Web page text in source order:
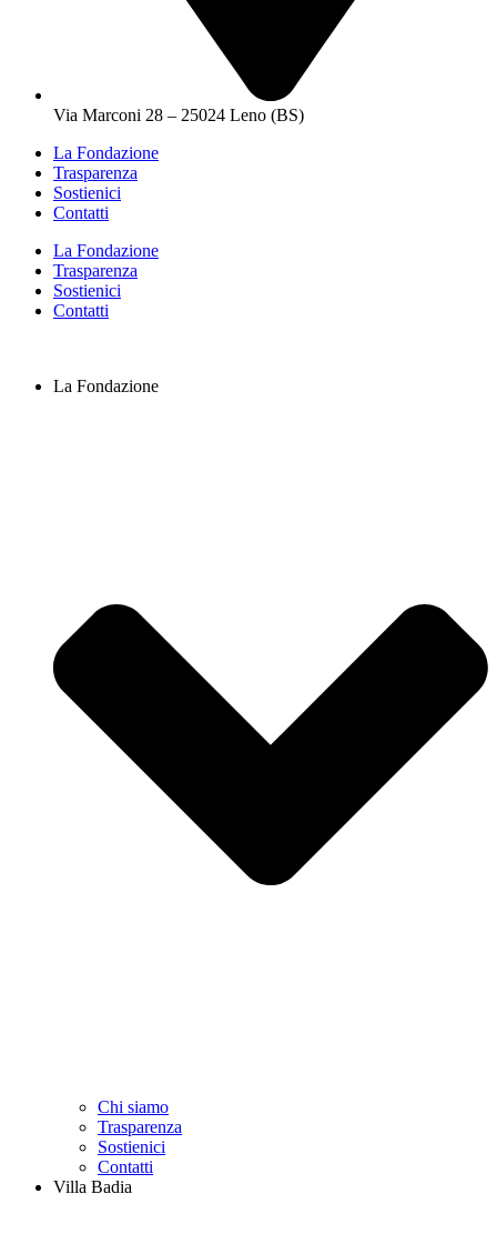
Via Marconi 28 – 25024 Leno (BS)
La Fondazione
Trasparenza
Sostienici
Contatti
La Fondazione
Trasparenza
Sostienici
Contatti
La Fondazione
Chi siamo
Trasparenza
Sostienici
Contatti
Villa Badia